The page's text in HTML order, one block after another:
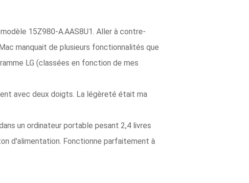
15Z980-A.AAS8U1. Aller à contre-
manquait de plusieurs fonctionnalités que
LG (classées en fonction de mes
avec deux doigts. La légèreté était ma
un ordinateur portable pesant 2,4 livres
d'alimentation. Fonctionne parfaitement à